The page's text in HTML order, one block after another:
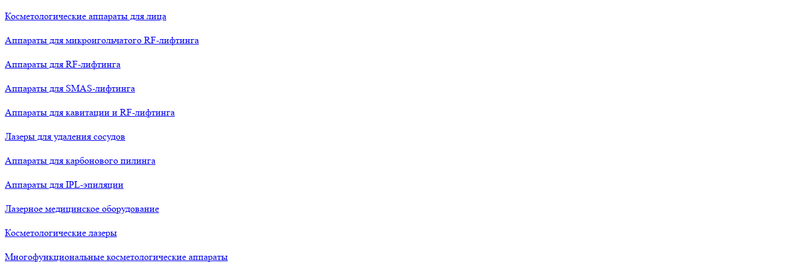
Косметологические аппараты для лица
Аппараты для микроигольчатого RF-лифтинга
Аппараты для RF-лифтинга
Аппараты для SMAS-лифтинга
Аппараты для кавитации и RF-лифтинга
Лазеры для удаления сосудов
Аппараты для карбонового пилинга
Аппараты для IPL-эпиляции
Лазерное медицинское оборудование
Косметологические лазеры
Многофункциональные косметологические аппараты